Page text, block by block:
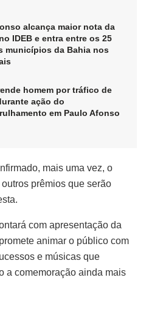
alcança maior nota da
IDEB e entra entre os 25
municípios da Bahia nos
homem por tráfico de
ação do
em Paulo Afonso
mais uma vez, o
prêmios que serão
com apresentação da
animar o público com
e músicas que
a comemoração ainda mais